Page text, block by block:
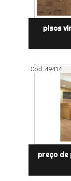
pisos
Cod.:49414
preço